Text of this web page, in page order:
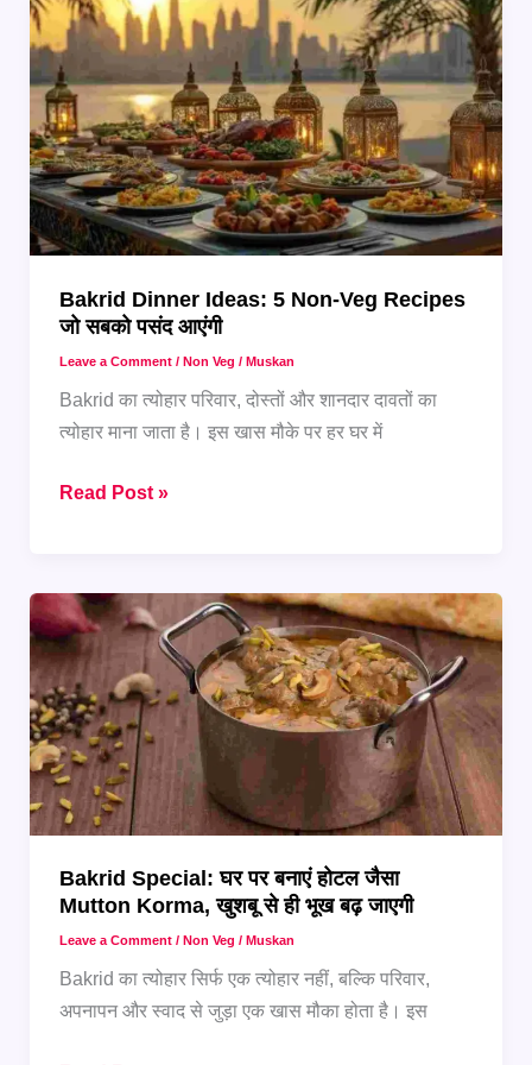
अलग
रेसिपीज़
जो
सबको
पसंद
आएंगी
Bakrid Dinner Ideas: 5 Non-Veg Recipes
जो सबको पसंद आएंगी
Leave a Comment / Non Veg / Muskan
Bakrid का त्योहार परिवार, दोस्तों और शानदार दावतों का
त्योहार माना जाता है। इस खास मौके पर हर घर में
Bakrid
Non-
Veg
Recipes
जो
सबको
पसंद
आएंगी
Read Post »
Bakrid Special: घर पर बनाएं होटल जैसा
Mutton Korma, खुशबू से ही भूख बढ़ जाएगी
Leave a Comment / Non Veg / Muskan
Bakrid का त्योहार सिर्फ एक त्योहार नहीं, बल्कि परिवार,
अपनापन और स्वाद से जुड़ा एक खास मौका होता है। इस